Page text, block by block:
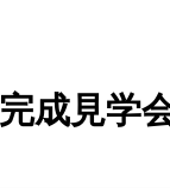
完成見学